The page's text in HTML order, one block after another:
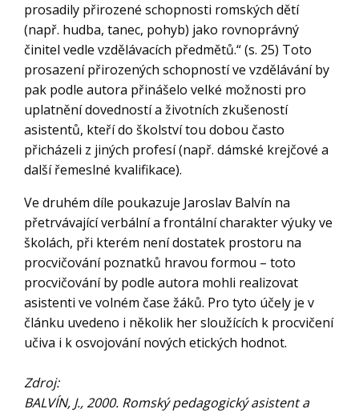
prosadily přirozené schopnosti romských dětí
(např. hudba, tanec, pohyb) jako rovnoprávný
činitel vedle vzdělávacích předmětů.“ (s. 25) Toto
prosazení přirozených schopností ve vzdělávání by
pak podle autora přinášelo velké možnosti pro
uplatnění dovedností a životních zkušeností
asistentů, kteří do školství tou dobou často
přicházeli z jiných profesí (např. dámské krejčové a
další řemeslné kvalifikace).
Ve druhém díle poukazuje Jaroslav Balvín na
přetrvávající verbální a frontální charakter výuky ve
školách, při kterém není dostatek prostoru na
procvičování poznatků hravou formou – toto
procvičování by podle autora mohli realizovat
asistenti ve volném čase žáků. Pro tyto účely je v
článku uvedeno i několik her sloužících k procvičení
učiva i k osvojování nových etických hodnot.
Zdroj:
BALVÍN, J., 2000. Romský pedagogický asistent a